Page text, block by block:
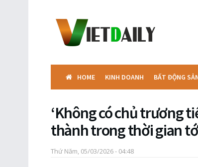
HOME KINH DOANH BẤT ĐỘNG
‘Không có chủ trương
thành trong thời gian
Thứ Năm, 05/03/2026 - 04:48